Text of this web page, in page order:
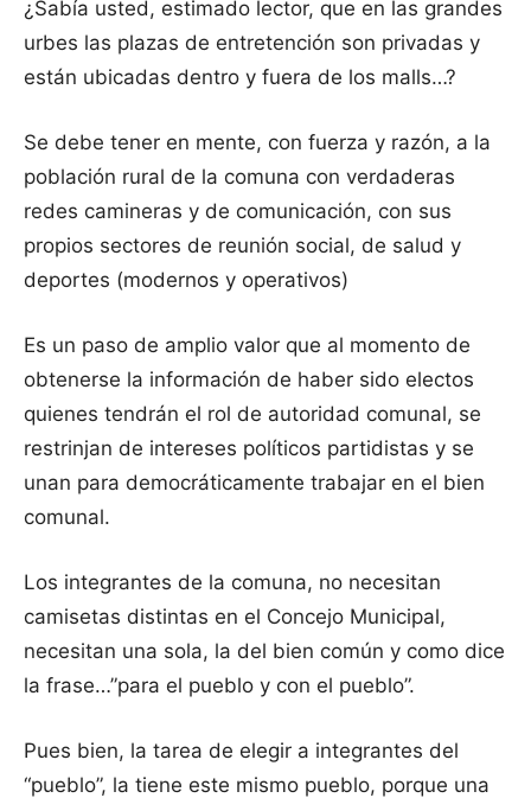
¿Sabía usted, estimado lector, que en las grandes
urbes las plazas de entretención son privadas y
están ubicadas dentro y fuera de los malls…?
Se debe tener en mente, con fuerza y razón, a la
población rural de la comuna con verdaderas
redes camineras y de comunicación, con sus
propios sectores de reunión social, de salud y
deportes (modernos y operativos)
Es un paso de amplio valor que al momento de
obtenerse la información de haber sido electos
quienes tendrán el rol de autoridad comunal, se
restrinjan de intereses políticos partidistas y se
unan para democráticamente trabajar en el bien
comunal.
Los integrantes de la comuna, no necesitan
camisetas distintas en el Concejo Municipal,
necesitan una sola, la del bien común y como dice
la frase…”para el pueblo y con el pueblo”.
Pues bien, la tarea de elegir a integrantes del
“pueblo”, la tiene este mismo pueblo, porque una